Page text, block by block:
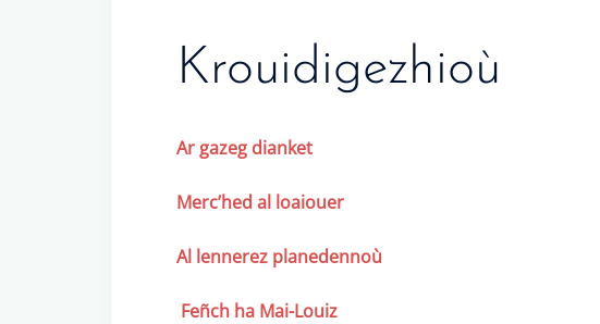
Krouidigezhioù
Ar gazeg dianket
Merc’hed al loaiouer
Al lennerez planedennoù
Feñch ha Mai-Louiz